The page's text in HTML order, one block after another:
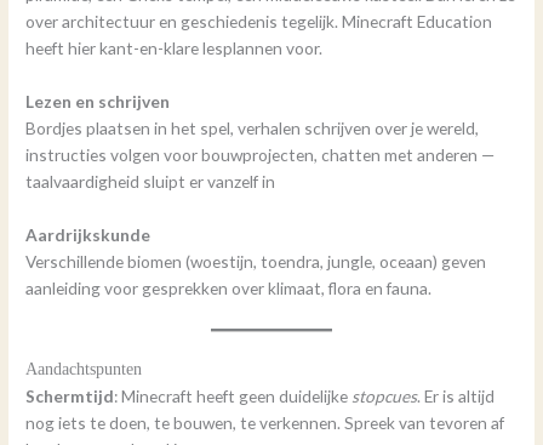
over architectuur en geschiedenis tegelijk. Minecraft Education
heeft hier kant-en-klare lesplannen voor.
Lezen en schrijven
Bordjes plaatsen in het spel, verhalen schrijven over je wereld,
instructies volgen voor bouwprojecten, chatten met anderen —
taalvaardigheid sluipt er vanzelf in
Aardrijkskunde
Verschillende biomen (woestijn, toendra, jungle, oceaan) geven
aanleiding voor gesprekken over klimaat, flora en fauna.
Aandachtspunten
Schermtijd: Minecraft heeft geen duidelijke stopcues. Er is altijd
nog iets te doen, te bouwen, te verkennen. Spreek van tevoren af